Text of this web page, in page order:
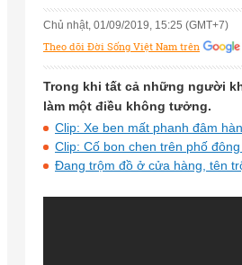
Chủ nhật, 01/09/2019, 15:25 (GMT+7)
Theo dõi Đời Sống Việt Nam trên
Trong khi tất cả những người
làm một điều không tưởng.
Clip: Xe ben mất phanh đâm
Clip: Cố bon chen trên phố
Đang trộm đồ ở cửa hàng, tên